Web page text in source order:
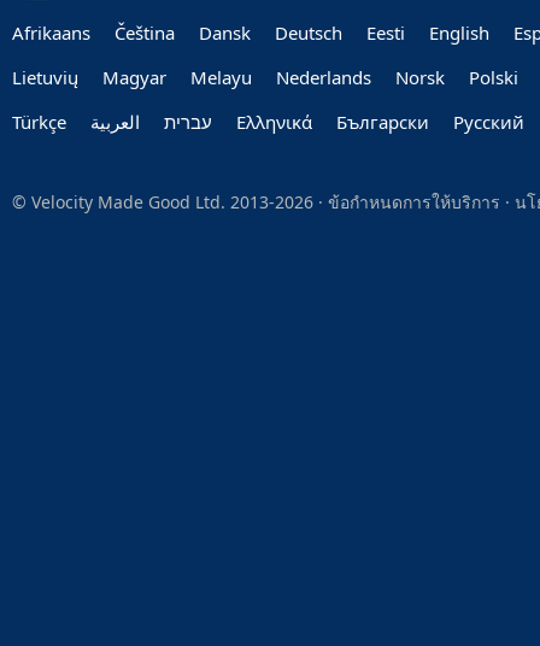
Afrikaans
Čeština Dansk Deutsch Eesti English
Lietuvių
Magyar Melayu Nederlands Norsk
Polski
Türkçe
العربية‏ עברית‏ Ελληνικά Български Руccкий
© Velocity Made Good Ltd. 2013-2026 · ข้อกำหนดการให้บริการ · นโ